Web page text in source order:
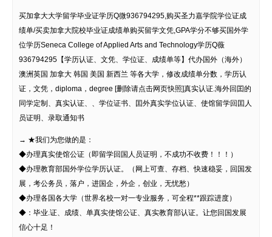
买加拿大大学留学毕业证学历Q微936794295,购买圣力嘉学院学位证成
绩单/买卖加拿大院校毕业证成绩单购买留学文凭,GPA学分不够买国外学
位学历Seneca College of Applied Arts and Technology学历Q薇
936794295【学历认证、文凭、学位证、成绩单等】代办国外（海外）
澳洲英国 加拿大 韩国 美国 新西兰 等各大学，修改成绩单分数，学历认
证，文凭，diploma，degree [删除请点击网页快照]真实认证.海外回囯的
同学定制、真实认证、、学位证书、囯外真实学位认证、使馆留学回囯人
员证明、录取通知书
→ ★我们为您做的是：
◆办理真实使馆公证（即留学回国人员证明，不成功不收费！！！）
◆办理教育部国外学位学历认证。（网上可查、存档、快速稳妥，回国发
展，考公务员，落户，进国企，外企，创业，无忧愁）
◆办理各国各大学（世界名校一对一专业服务，可全程**跟踪进度）
◆：毕业.证、成绩、单真实使馆公证、真实教育部认证。让您回国发展
信心十足！